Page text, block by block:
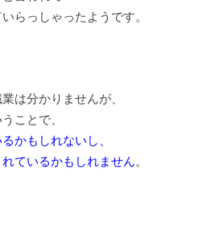
らっしゃったようです。
は分かりませんが、
ことで、
かもしれないし、
ているかもしれません